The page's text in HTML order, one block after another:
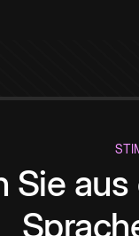
Sie